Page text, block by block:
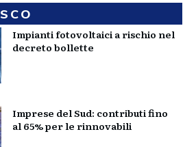
Impianti fotovoltaici a rischio nel
decreto bollette
Imprese del Sud: contributi fino
al 65% per le rinnovabili